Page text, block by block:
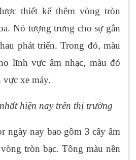
thiết kế thêm vòng tròn
Nó tượng trưng cho sự gắn
phát triển. Trong đó, màu
lĩnh vực âm nhạc, màu đỏ
xe máy.
hiện nay trên thị trường
ngày nay bao gồm 3 cây âm
tròn bạc. Tông màu nền